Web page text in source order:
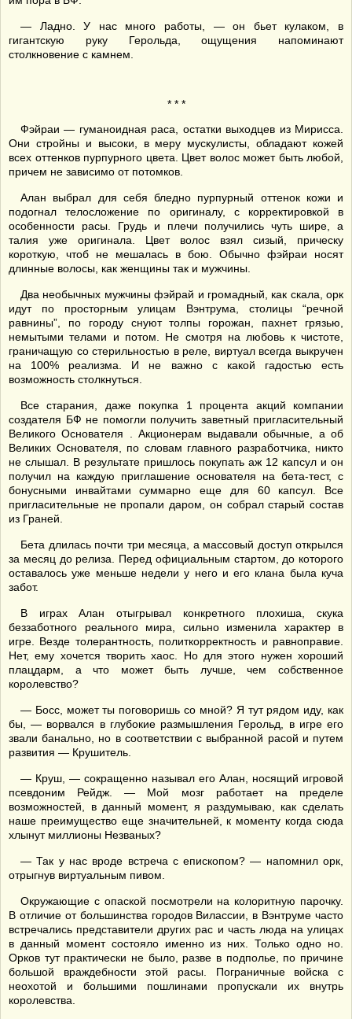
— Ладно. У нас много работы, — он бьет кулаком, в
гигантскую руку Герольда, ощущения напоминают
столкновение с камнем.
* * *
Фэйраи — гуманоидная раса, остатки выходцев из Мирисса.
Они стройны и высоки, в меру мускулисты, обладают кожей
всех оттенков пурпурного цвета. Цвет волос может быть любой,
причем не зависимо от потомков.
Алан выбрал для себя бледно пурпурный оттенок кожи и
подогнал телосложение по оригиналу, с корректировкой в
особенности расы. Грудь и плечи получились чуть шире, а
талия уже оригинала. Цвет волос взял сизый, прическу
короткую, чтоб не мешалась в бою. Обычно фэйраи носят
длинные волосы, как женщины так и мужчины.
Два необычных мужчины фэйрай и громадный, как скала, орк
идут по просторным улицам Вэнтрума, столицы “речной
равнины”, по городу снуют толпы горожан, пахнет грязью,
немытыми телами и потом. Не смотря на любовь к чистоте,
граничащую со стерильностью в реле, виртуал всегда выкручен
на 100% реализма. И не важно с какой гадостью есть
возможность столкнуться.
Все старания, даже покупка 1 процента акций компании
создателя БФ не помогли получить заветный пригласительный
Великого Основателя . Акционерам выдавали обычные, а об
Великих Основателя, по словам главного разработчика, никто
не слышал. В результате пришлось покупать аж 12 капсул и он
получил на каждую приглашение основателя на бета-тест, с
бонусными инвайтами суммарно еще для 60 капсул. Все
пригласительные не пропали даром, он собрал старый состав
из Граней.
Бета длилась почти три месяца, а массовый доступ открылся
за месяц до релиза. Перед официальным стартом, до которого
оставалось уже меньше недели у него и его клана была куча
забот.
В играх Алан отыгрывал конкретного плохиша, скука
беззаботного реального мира, сильно изменила характер в
игре. Везде толерантность, политкорректность и равноправие.
Нет, ему хочется творить хаос. Но для этого нужен хороший
плацдарм, а что может быть лучше, чем собственное
королевство?
— Босс, может ты поговоришь со мной? Я тут рядом иду, как
бы, — ворвался в глубокие размышления Герольд, в игре его
звали банально, но в соответствии с выбранной расой и путем
развития — Крушитель.
— Круш, — сокращенно называл его Алан, носящий игровой
псевдоним Рейдж. — Мой мозг работает на пределе
возможностей, в данный момент, я раздумываю, как сделать
наше преимущество еще значительней, к моменту когда сюда
хлынут миллионы Незваных?
— Так у нас вроде встреча с епископом? — напомнил орк,
отрыгнув виртуальным пивом.
Окружающие с опаской посмотрели на колоритную парочку.
В отличие от большинства городов Вилассии, в Вэнтруме часто
встречались представители других рас и часть люда на улицах
в данный момент состояло именно из них. Только одно но.
Орков тут практически не было, разве в подполье, по причине
большой враждебности этой расы. Пограничные войска с
неохотой и большими пошлинами пропускали их внутрь
королевства.